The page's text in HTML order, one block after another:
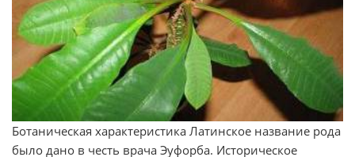
Ботаническая характеристика Латинское название рода
было дано в честь врача Эуфорба. Историческое